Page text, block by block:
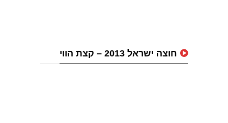
חוצה ישראל 2013 – קצת הווי